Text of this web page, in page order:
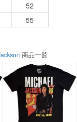
52
55
商品一覧